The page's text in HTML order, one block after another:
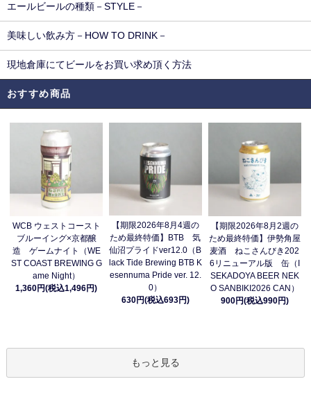
エールビールの種類－STYLE－
美味しい飲み方－HOW TO DRINK－
現地倉庫にてビールをお買い求め頂く方法
おすすめ商品
WCB ウェストコースト
ブルーイング×京都醸
造 ゲームナイト（WE
ST COAST BREWING G
ame Night）
1,360円(税込1,496円)
【期限2026年8月4週の
ため最終特価】BTB 気
仙沼プライドver12.0（B
lack Tide Brewing BTB K
esennuma Pride ver. 12.
0）
630円(税込693円)
【期限2026年8月2週の
ため最終特価】伊勢角屋
麦酒 ねこさんびき202
6リニューアル版 缶（I
SEKADOYA BEER NEK
O SANBIKI2026 CAN）
900円(税込990円)
もっと見る